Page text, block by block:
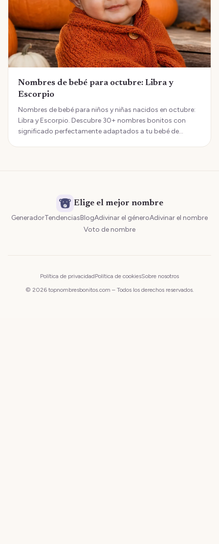
Nombres de bebé para octubre: Libra y
Escorpio
Nombres de bebé para niños y niñas nacidos en octubre:
Libra y Escorpio. Descubre 30+ nombres bonitos con
significado perfectamente adaptados a tu bebé de
Elige el mejor nombre
GeneradorTendenciasBlogAdivinar el géneroAdivinar el nombre
Voto de nombre
Política de privacidadPolítica de cookiesSobre nosotros
© 2026 topnombresbonitos.com – Todos los derechos reservados.